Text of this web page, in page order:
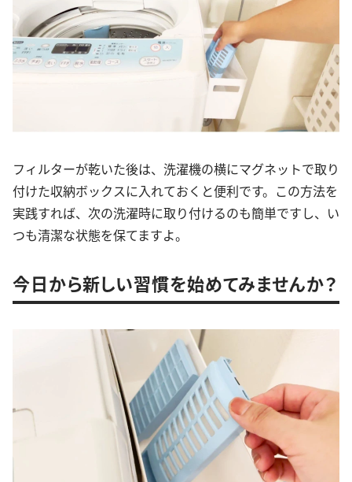
フィルターが乾いた後は、洗濯機の横にマグネットで取り
付けた収納ボックスに入れておくと便利です。この方法を
実践すれば、次の洗濯時に取り付けるのも簡単ですし、い
つも清潔な状態を保てますよ。
今日から新しい習慣を始めてみませんか？